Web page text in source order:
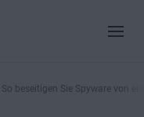
So beseitigen Sie Spyware von